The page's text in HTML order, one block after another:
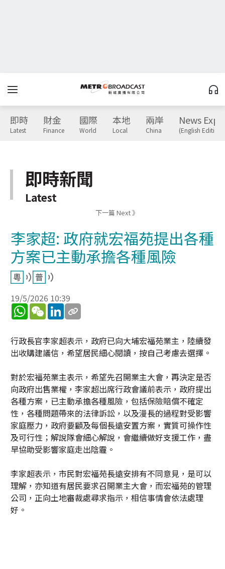
即時
Latest
財金
Finance
國際
World
本地
Local
兩岸
China
News
(English Edition)
即時新聞
Latest
下一篇 Next 》
李家超: 政府就宏福苑提出各種
方案已主動承擔各種風險
19/5/2026 10:39
WhatsApp
WeChatLinkedIn
行政長官李家超表示，政府已向大埔宏福苑業主，陸續發
出收購建議信，希望居民細心閱讀，按自己考慮去選擇。
對於宏福苑業主表示，希望先召開業主大會，再決定是否
向政府出售業權，李家超出席行政會議前表示，政府提出
各種方案，已主動承擔各種風險，包括保險賠償不確定
性，各種問題帶來的法律訴訟，以及漫長的過程對受影響
家庭壓力，政府要顧及每個長遠安置方案，實質可操作性
及可行性；解說隊會細心解說，會繼續做好支援工作，盡
早協助受影響家庭走出陰霾。
李家超表示，市民對宏福苑長遠安排有不同意見，是可以
理解，亦知道有居民要求召開業主大會，而宏福苑的管理
公司，正向土地審裁處尋求指示，相信事情會依法處理
好。